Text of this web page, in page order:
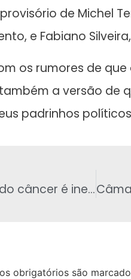
de Michel
e Fabiano
os rumores de
a versão de
padrinhos
Novos testes apontam que que ‘Pílula do câncer é ineficaz‘
obrigatórios são